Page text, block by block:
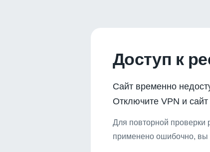
Доступ к
Сайт временно
Отключите VPN и сайт
Для повторной проверки
применено ошибочно, вы